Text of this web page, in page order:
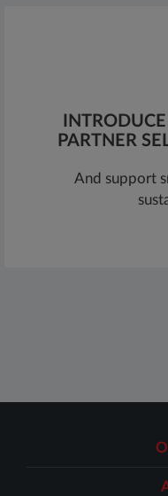
PARTNER
And support